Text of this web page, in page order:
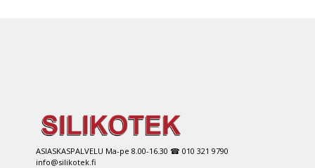
ASIASKASPALVELU Ma-pe 8.00-16.30 ☎ 010 321 9790
info@silikotek.fi